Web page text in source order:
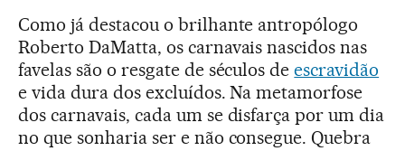
Como já destacou o brilhante antropólogo
Roberto DaMatta, os carnavais nascidos nas
favelas são o resgate de séculos deescravidão
e vida dura dos excluídos. Na metamorfose
dos carnavais, cada um se disfarça por um dia
no que sonharia ser e não consegue. Quebra